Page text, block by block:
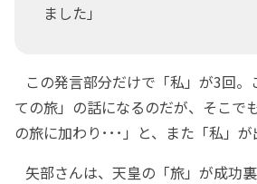
ました」
この発言部分だけで「私」が3回。
ての旅」の話になるのだが、そこで
の旅に加わり･･･」と、また「私」が
矢部さんは、天皇の「旅」が成功